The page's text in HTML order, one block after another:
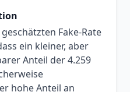
Fake-Rate
ein kleiner, aber
Anteil der 4.259
hohe Anteil an